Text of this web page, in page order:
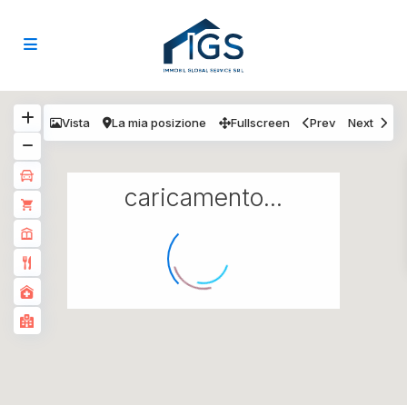
caricamento...
Vista La mia posizione Fullscreen Prev Next